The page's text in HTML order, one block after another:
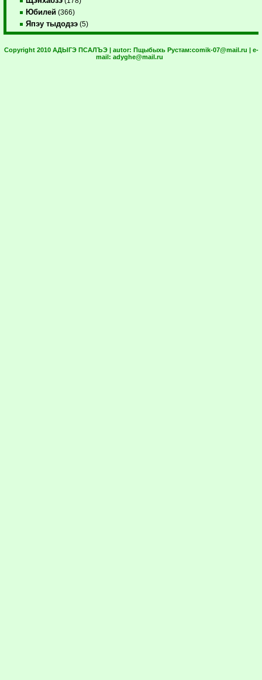
Юбилей (366)
Япэу тыдодзэ (5)
Copyright 2010 АДЫГЭ ПСАЛЪЭ | autor: Пщыбыхь Рустам:comik-07@mail.ru | e-
mail: adyghe@mail.ru